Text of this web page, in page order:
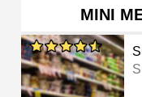
MINI